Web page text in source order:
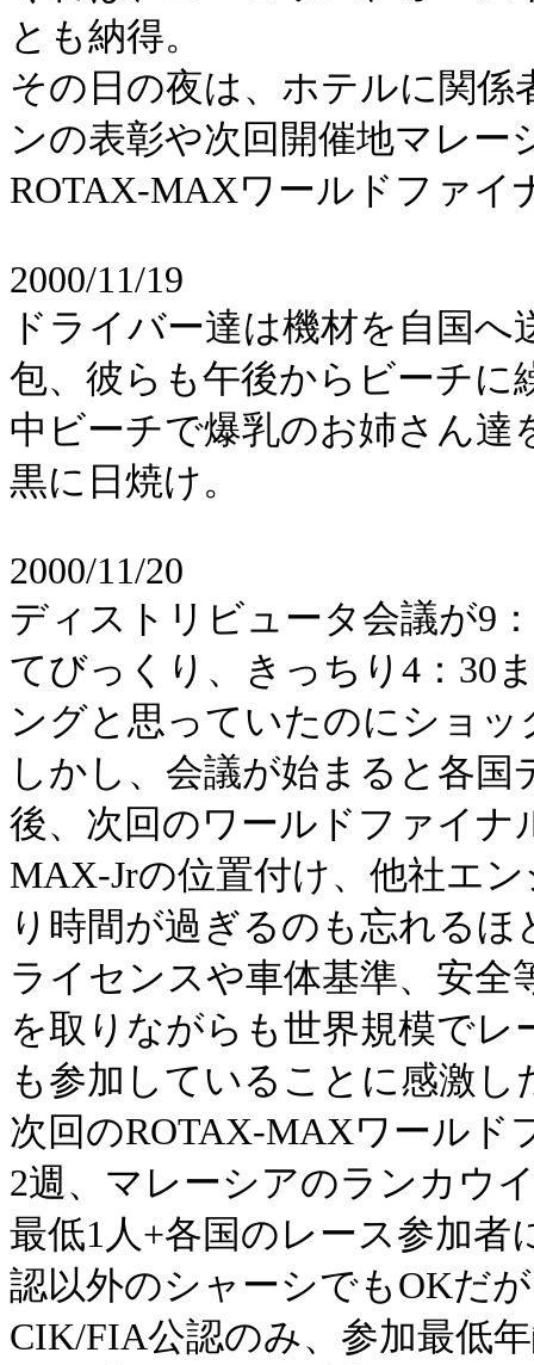
とも納得。
その日の夜は、ホテルに関
ンの表彰や次回開催地マレ
ROTAX-MAXワールドファイ
2000/11/19
ドライバー達は機材を自国
包、彼らも午後からビーチ
中ビーチで爆乳のお姉さん
黒に日焼け。
2000/11/20
ディストリビュータ会議が9
てびっくり、きっちり4：30
ングと思っていたのにショッ
しかし、会議が始まると各
後、次回のワールドファイ
MAX-Jrの位置付け、他社エ
り時間が過ぎるのも忘れるほ
ライセンスや車体基準、安
を取りながらも世界規模で
も参加していることに感激し
次回のROTAX-MAXワールド
2週、マレーシアのランカウ
最低1人+各国のレース参加者
認以外のシャーシでもOKだ
CIK/FIA公認のみ、参加最低